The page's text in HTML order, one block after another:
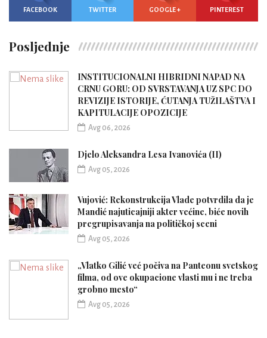
FACEBOOK TWITTER GOOGLE + PINTEREST
Posljednje
INSTITUCIONALNI HIBRIDNI NAPAD NA
CRNU GORU: OD SVRSTAVANJA UZ SPC DO
REVIZIJE ISTORIJE, ĆUTANJA TUŽILAŠTVA I
KAPITULACIJE OPOZICIJE
Avg 06, 2026
Djelo Aleksandra Lesa Ivanovića (II)
Avg 05, 2026
Vujović: Rekonstrukcija Vlade potvrdila da je
Mandić najuticajniji akter većine, biće novih
pregrupisavanja na političkoj sceni
Avg 05, 2026
„Vlatko Gilić već počiva na Panteonu svetskog
filma, od ove okupacione vlasti mu i ne treba
grobno mesto“
Avg 05, 2026